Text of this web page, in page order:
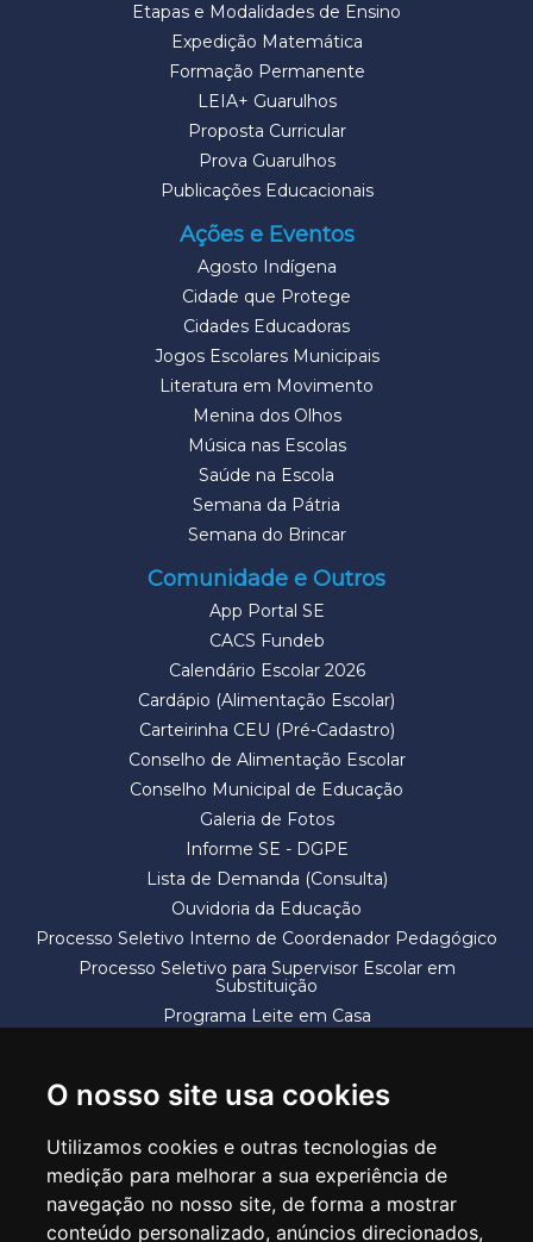
O nosso site usa cookies
Utilizamos cookies e outras tecnologias de
medição para melhorar a sua experiência de
navegação no nosso site, de forma a mostrar
conteúdo personalizado, anúncios direcionados,
Etapas e Modalidades de Ensino
Expedição Matemática
Formação Permanente
LEIA+ Guarulhos
Proposta Curricular
Prova Guarulhos
Publicações Educacionais
Ações e Eventos
Agosto Indígena
Cidade que Protege
Cidades Educadoras
Jogos Escolares Municipais
Literatura em Movimento
Menina dos Olhos
Música nas Escolas
Saúde na Escola
Semana da Pátria
Semana do Brincar
Comunidade e Outros
App Portal SE
CACS Fundeb
Calendário Escolar 2026
Cardápio (Alimentação Escolar)
Carteirinha CEU (Pré-Cadastro)
Conselho de Alimentação Escolar
Conselho Municipal de Educação
Galeria de Fotos
Informe SE - DGPE
Lista de Demanda (Consulta)
Ouvidoria da Educação
Processo Seletivo Interno de Coordenador Pedagógico
Processo Seletivo para Supervisor Escolar em
Substituição
Programa Leite em Casa
SECRETARIA DE EDUCAÇÃO